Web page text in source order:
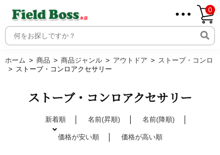
ホーム
メンバー
ご利用案内
0
ホーム 商品 商品ジャンル アウトドア
ストーブ・コンロ
ストーブ・コンロアクセサリー
ストーブ・コンロアクセサリー
新着順 名前(昇順) 名前(降順)
価格が安い順 価格が高い順